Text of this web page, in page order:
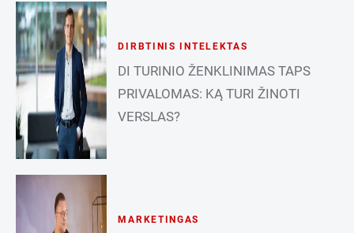
DIRBTINIS INTELEKTAS
DI TURINIO ŽENKLINIMAS TAPS
PRIVALOMAS: KĄ TURI ŽINOTI
VERSLAS?
MARKETINGAS